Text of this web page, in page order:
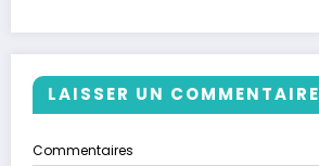
LAISSER UN COMMENTAIRE
Commentaires